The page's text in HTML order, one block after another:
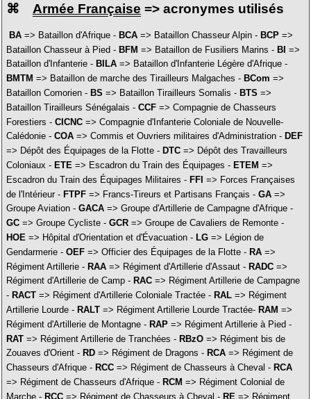
⌘ Armée Française => acronymes utilisés
BA => Bataillon d'Afrique - BCA => Bataillon Chasseur Alpin - BCP =>
Bataillon Chasseur à Pied - BFM => Bataillon de Fusiliers Marins - BI =>
Bataillon d'Infanterie - BILA=> Bataillon d'Infanterie Légère d'Afrique -
BMTM => Bataillon de marche des Tirailleurs Malgaches - BCom =>
Bataillon Comorien - BS => Bataillon Tirailleurs Somalis - BTS =>
Bataillon Tirailleurs Sénégalais - CCF=> Compagnie de Chasseurs
Forestiers - CICNC=> Compagnie d'Infanterie Coloniale de Nouvelle-
Calédonie - COA=> Commis et Ouvriers militaires d'Administration - DEF
=> Dépôt des Équipages de la Flotte - DTC=> Dépôt des Travailleurs
Coloniaux - ETE=> Escadron du Train des Équipages - ETEM =>
Escadron du Train des Équipages Militaires - FFI => Forces Françaises
de l'Intérieur - FTPF=> Francs-Tireurs et Partisans Français - GA=>
Groupe Aviation - GACA=> Groupe d'Artillerie de Campagne d'Afrique -
GC=> Groupe Cycliste - GCR=> Groupe de Cavaliers de Remonte -
HOE=> Hôpital d'Orientation et d'Évacuation - LG=> Légion de
Gendarmerie - OEF=> Officier des Équipages de la Flotte - RA=>
Régiment Artillerie - RAA=> Régiment d'Artillerie d'Assaut - RADC=>
Régiment d'Artillerie de Camp - RAC=> Régiment Artillerie de Campagne
- RACT=> Régiment d'Artillerie Coloniale Tractée - RAL=> Régiment
Artillerie Lourde - RALT=> Régiment Artillerie Lourde Tractée- RAM =>
Régiment d'Artillerie de Montagne - RAP=> Régiment Artillerie à Pied -
RAT=> Régiment Artillerie de Tranchées - RBzO=> Régiment bis de
Zouaves d'Orient - RD=> Régiment de Dragons - RCA=> Régiment de
Chasseurs d'Afrique - RCC=> Régiment de Chasseurs à Cheval - RCA
=> Régiment de Chasseurs d'Afrique - RCM => Régiment Colonial de
Marche - RCC=> Régiment de Chasseurs à Cheval - RE => Régiment